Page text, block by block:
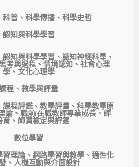
科普、科學傳播、科學史哲
認知與科學學習
知與科學學習、認知神經科學、
考與過程、情境認知、社會心理
學、文化心理學
程、教學與評量
課程評鑑、教學評量、科學教學原
論、職前/在職教師專業成長、師
育、師資檢定與評鑑
數位學習
習理論、網路學習與教學、適性化
、人機互動與介面設計